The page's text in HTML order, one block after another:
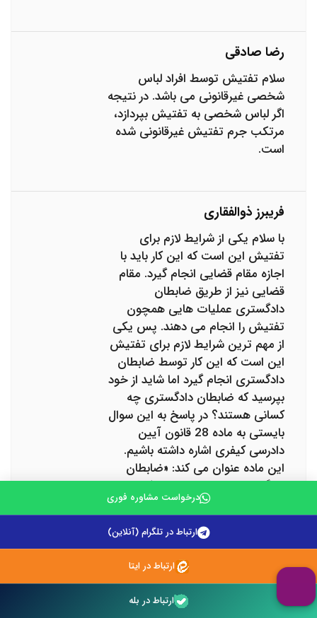
رضا صادقی
سلام تفتیش توسط افراد لباس
شخصی غیرقانونی می باشد. در نتیجه
اگر لباس شخصی به تفتیش بپردازد،
مرتکب جرم تفتیش غیرقانونی شده
است.
فریبرز ذوالفقاری
با سلام یکی از شرایط لازم برای
تفتیش این است که این کار باید با
اجازه مقام قضایی انجام گیرد. مقام
قضایی نیز از طریق ضابطان
دادگستری عملیات هایی همچون
تفتیش را انجام می دهند. پس یکی
از مهم ترین شرایط لازم برای تفتیش
این است که این کار توسط ضابطان
دادگستری انجام گیرد اما شاید از خود
بپرسید که ضابطان دادگستری چه
کسانی هستند؟ در پاسخ به این سوال
بایستی به ماده 28 قانون آیین
دادرسی کیفری اشاره داشته باشیم.
این ماده عنوان می کند: «ضابطان
دادگستری مامورانی هستند که تحت
نظارت و تعلیمات دادستان در کشف
جرم، حفظ آثار و علائم و جمع آوری
ادله وقوع جرم، شناسایی، یافتن و
جلوگیری از فرار و مخفی شدن متهم،
تحقیقات مقدماتی، ابلاغ اوراق و
اجرای تصمیمات قضائی، به موجب
قانون اقدام می کنند».
درخواست مشاوره فوری
ارتباط در تلگرام (آنلاین)
ارتباط در ایتا
ارتباط در بله